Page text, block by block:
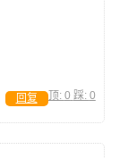
顶: 0 踩: 0
回复